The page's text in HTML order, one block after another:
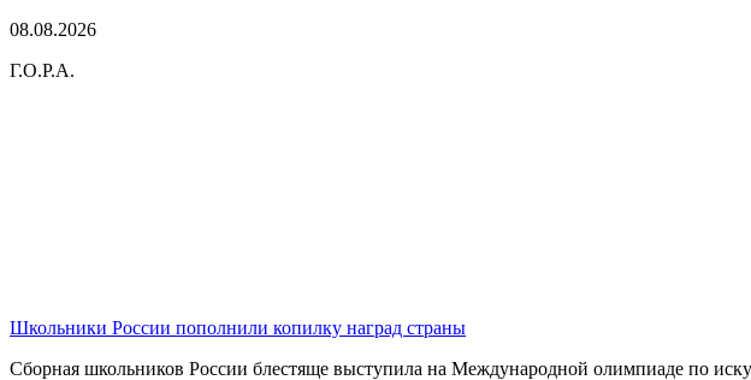
08.08.2026
Г.О.Р.А.
Школьники России пополнили копилку наград страны
Сборная школьников России блестяще выступила на Международной олимпиаде по